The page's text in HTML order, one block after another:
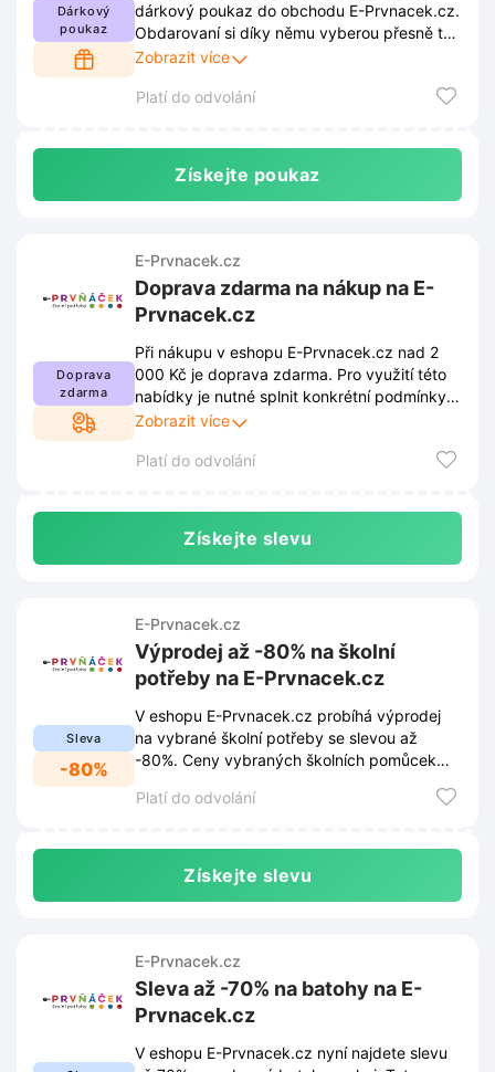
Dárkový
poukaz
dárkový poukaz do obchodu E-Prvnacek.cz.
Obdarovaní si díky němu vyberou přesně to,
co skutečně využijí a co jim udělá největší
Zobrazit více
Platí do odvolání
Získejte poukaz
Doprava
zdarma
E-Prvnacek.cz
Doprava zdarma na nákup na E-
Prvnacek.cz
Při nákupu v eshopu E-Prvnacek.cz nad 2
000 Kč je doprava zdarma. Pro využití této
nabídky je nutné splnit konkrétní podmínky
stanovené prodejcem. Kompletní pravidla
mohou se v čase měnit.
Zobrazit více
Platí do odvolání
Získejte slevu
Sleva
-80%
E-Prvnacek.cz
Výprodej až -80% na školní
potřeby na E-Prvnacek.cz
V eshopu E-Prvnacek.cz probíhá výprodej
na vybrané školní potřeby se slevou až
-80%. Ceny vybraných školních pomůcek
Platí do odvolání
Získejte slevu
E-Prvnacek.cz
Sleva až -70% na batohy na E-
Prvnacek.cz
V eshopu E-Prvnacek.cz nyní najdete slevu